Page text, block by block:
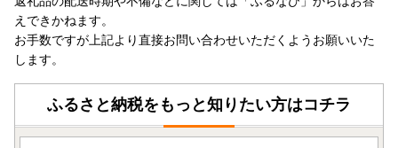
えできかねます。
お手数ですが上記より直接お問い合わせいただくようお願いいた
します。
ふるさと納税をもっと知りたい方はコチラ